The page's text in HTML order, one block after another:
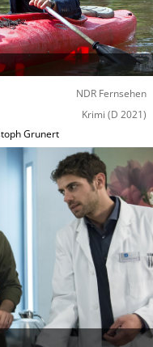
NDR Fernsehen
Krimi (D 2021)
Grunert